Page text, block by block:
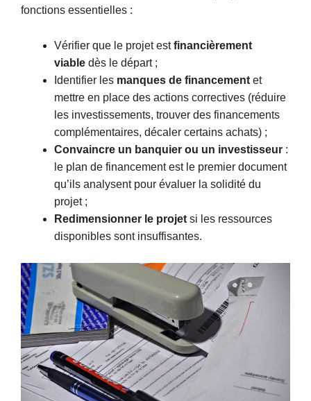
fonctions essentielles :
Vérifier que le projet estfinancièrement
viable dès le départ ;
Identifier les manques de financement et
mettre en place des actions correctives (réduire
les investissements, trouver des financements
complémentaires, décaler certains achats) ;
Convaincre un banquier ou un investisseur :
le plan de financement est le premier document
qu’ils analysent pour évaluer la solidité du
projet ;
Redimensionner le projet si les ressources
disponibles sont insuffisantes.